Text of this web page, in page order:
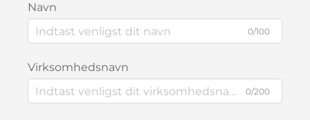
Navn
0/100
Virksomhedsnavn
0/200